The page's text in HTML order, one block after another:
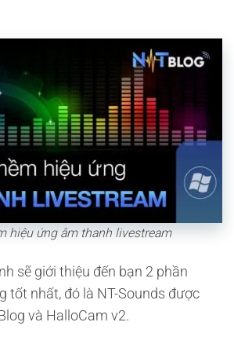
hiệu ứng âm thanh livestream
sẽ giới thiệu đến bạn 2 phần
tốt nhất, đó là NT-Sounds được
và HalloCam v2.